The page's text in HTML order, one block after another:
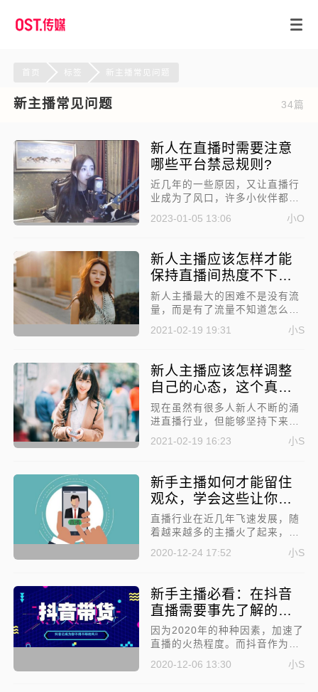
首页 标签 新主播常见问题
新主播常见问题 34篇
新人在直播时需要注意
哪些平台禁忌规则?
近几年的一些原因，又让直播行
业成为了风口，许多小伙伴都跟
风入局，想着能在这个风口分一
杯羹。不过确实有很多主播靠着
伴却屡屡触发违规导致封号，那
么新人在直播时需要注意哪些平
台禁忌?
2023-01-05 13:06 小O
新人主播应该怎样才能
保持直播间热度不下
滑？
​新人主播最大的困难不是没有流
量，而是有了流量不知道怎么保
持，一般加入公会后，公会都会
有一定的流量扶持，最重要的还
所以今天就来聊聊新人主播应该
怎样才能保持直播间热度不下
滑?
2021-02-19 19:31 小S
新人主播应该怎样调整
自己的心态，这个真的
很重要！
​现在虽然有很多人新人不断的涌
进直播行业，但能够坚持下来的
播，并不会有太多的人来观看，
得非常无聊，时间慢慢久了，就
会想要放弃。所以今天就来好好
讲讲新人主播应该怎样调整自己
的心态!
2021-02-19 16:23 小S
新手主播如何才能留住
观众，学会这些让你人
气爆棚！
直播行业在近几年飞速发展，随
着越来越多的主播火了起来，看
着那些光鲜亮丽的主播，也吸引
着越来越多的新人进入到了直播
新手主播如何才能留住观众，学
会这些让你人气爆棚！
2020-12-24 17:52 小S
新手主播必看：在抖音
直播需要事先了解的平
台术语！
因为2020年的种种因素，加速了
直播的火热程度。而抖音作为短
视频头部平台，也出台了主播扶
持计划，吸引主播入驻。当然，
2020-12-06 13:30 小S